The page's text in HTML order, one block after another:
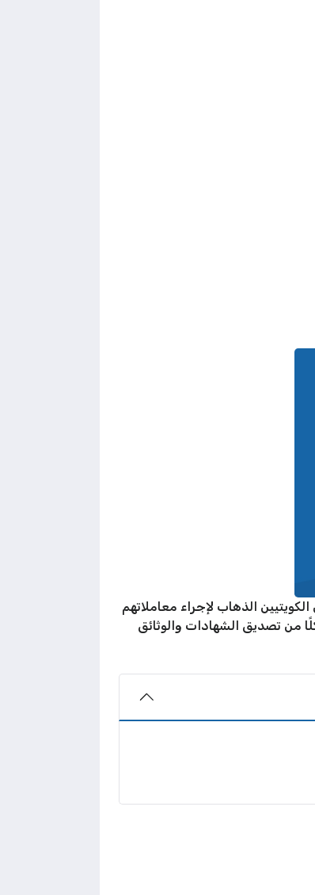
لجميع المواطنين الكويتيين الذهاب لإجراء معاملاتهم
من تصديق الشهادات والوثائق